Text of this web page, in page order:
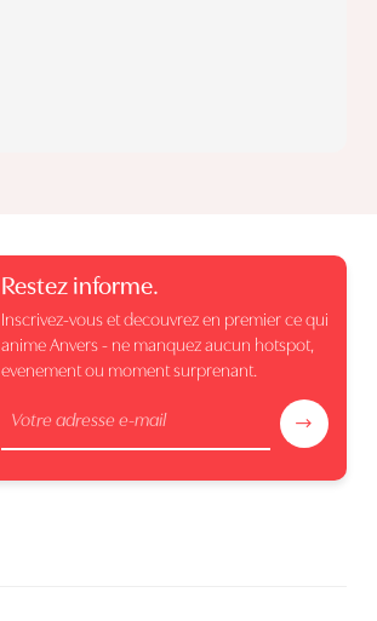
Restez informe.
Inscrivez-vous et decouvrez en premier ce qui
anime Anvers - ne manquez aucun hotspot,
evenement ou moment surprenant.